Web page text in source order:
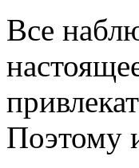
Все
Поэтому